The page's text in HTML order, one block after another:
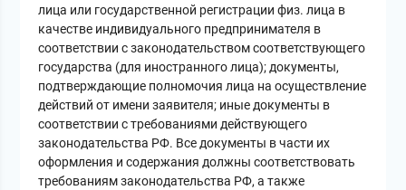
лица или государственной регистрации физ. лица в
качестве индивидуального предпринимателя в
соответствии с законодательством соответствующего
государства (для иностранного лица); документы,
подтверждающие полномочия лица на осуществление
действий от имени заявителя; иные документы в
соответствии с требованиями действующего
законодательства РФ. Все документы в части их
оформления и содержания должны соответствовать
требованиям законодательства РФ, а также